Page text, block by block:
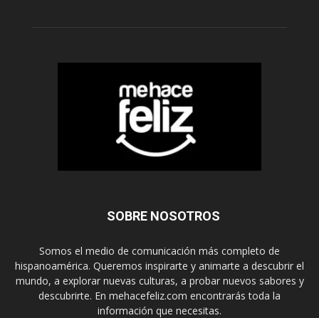
SOBRE NOSOTROS
Somos el medio de comunicación más completo de
hispanoamérica. Queremos inspirarte y animarte a descubrir el
mundo, a explorar nuevas culturas, a probar nuevos sabores y
descubrirte. En mehacefeliz.com encontrarás toda la
información que necesitas.